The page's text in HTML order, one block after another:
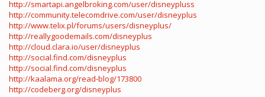
http://smartapi.angelbroking.com/user/disneypluss
http://community.telecomdrive.com/user/disneyplus
http://www.telix.pl/forums/users/disneyplus/
http://reallygoodemails.com/disneyplus
http://cloud.clara.io/user/disneyplus
http://social.find.com/disneyplus
http://social.find.com/disneyplus
http://kaalama.org/read-blog/173800
http://codeberg.org/disneyplus